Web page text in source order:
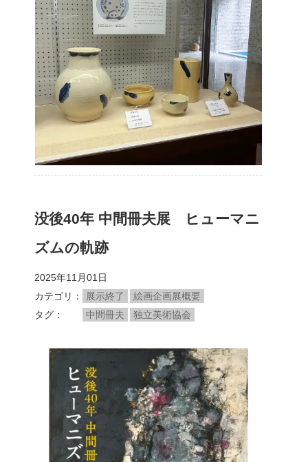
没後40年 中間冊夫展 ヒューマニ
ズムの軌跡
2025年11月01日
カテゴリ
展示終了
絵画企画展概要
タグ
中間冊夫 独立美術協会